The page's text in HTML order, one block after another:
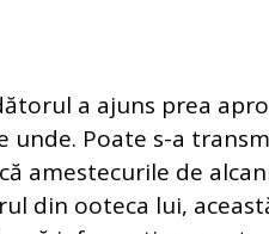
a ajuns prea
Poate s-a
amestecurile de
din ooteca lui,